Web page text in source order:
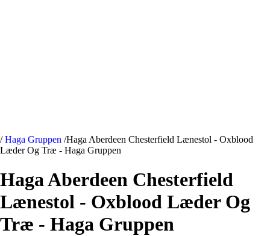
/ Haga Gruppen /Haga Aberdeen Chesterfield Lænestol - Oxblood
Læder Og Træ - Haga Gruppen
Haga Aberdeen Chesterfield
Lænestol - Oxblood Læder Og
Træ - Haga Gruppen